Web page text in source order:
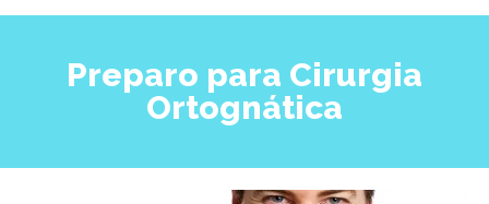
Preparo para Cirurgia
Ortognática